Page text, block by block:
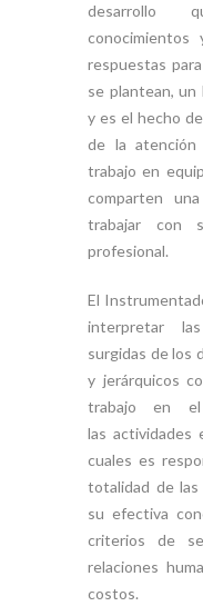
desarrollo
respuestas
se plantean, un
y es el hecho
de la atención
trabajo en
comparten
trabajar con
profesional.
El
interpretar
surgidas de los
y jerárquicos
trabajo en el
las actividades
cuales es
totalidad de las
su efectiva
criterios de
relaciones
costos.